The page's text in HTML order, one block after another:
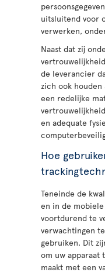
uitsluitend voor
verwerken,
Naast dat zij
de leverancier
zich ook
een redelijke
en adequate
Hoe
Teneinde de
en in de mobiele
voortdurend te
verwachtingen
gebruiken. Dit
om uw
maakt met een